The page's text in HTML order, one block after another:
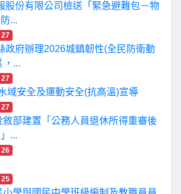
股份有限公司檢送「緊急避難包－物
...
27
政府辦理2026城鎮韌性(全民防衛動
，...
27
域安全及運動安全(抗高溫)宣導
27
敘部建置「公務人員退休所得重審後
...
26
25